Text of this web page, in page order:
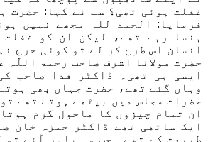
غفلت ہوئی تھی؟ سب نے کہا: حضرت
فرمایا: الحمد للہ مجھے نہیں
ہنسا رہ ے تھے، لیکن ان کو غفلت
انسان اس طرح کر لے تو کوئی حرج
حضرت مولانا اشرف صاحب رحمۃ اللّٰہ
ایسی ہی تھی۔
ڈاکٹر فدا صاحب
وہاں گئے تھے ، حضرت جہاں بھی
حضرات مجلس میں بیٹھے ہوتے تھے
ان
تمام چیزوں کا م احول گرم
ایک ساتھی تھے ڈاکٹر حمزہ خان
طبیعت کے تھے۔ جب وہ
باہر آئے تو